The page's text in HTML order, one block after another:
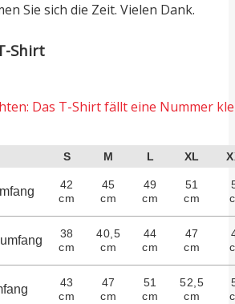
Sie sich die Zeit. Vielen Dank.
Shirt
Das T-Shirt fällt eine Nummer
S M L XL
42
cm
45
cm
49
cm
51
cm
38
cm
40,5
cm
44
cm
47
cm
43
cm
47
cm
51
cm
52,5
cm